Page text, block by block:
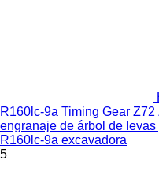
R160lc-9a Timing Gear
engranaje de árbol de
R160lc-9a excavadora
5